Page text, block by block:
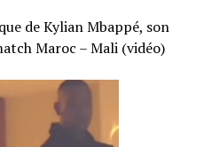
de Kylian Mbappé, son
Maroc – Mali (vidéo)